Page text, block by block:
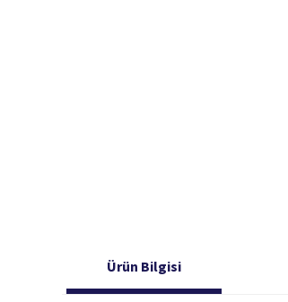
Ürün Bilgisi